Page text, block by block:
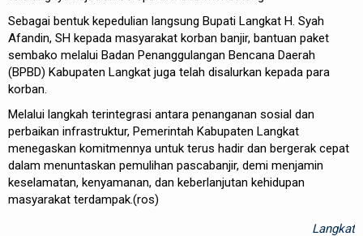
Sebagai bentuk kepedulian langsung Bupati Langkat H. Syah
Afandin, SH kepada masyarakat korban banjir, bantuan paket
sembako melalui Badan Penanggulangan Bencana Daerah
(BPBD) Kabupaten Langkat juga telah disalurkan kepada para
korban.
Melalui langkah terintegrasi antara penanganan sosial dan
perbaikan infrastruktur, Pemerintah Kabupaten Langkat
menegaskan komitmennya untuk terus hadir dan bergerak cepat
dalam menuntaskan pemulihan pascabanjir, demi menjamin
keselamatan, kenyamanan, dan keberlanjutan kehidupan
masyarakat terdampak.(ros)
Langkat